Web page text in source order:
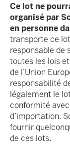
Ce lot ne
organisé par
en personne
transporte ce
responsable de
toutes les lois
de l’Union
responsabilité
légalement le
conformité
d’importation.
fournir
de ces lots.